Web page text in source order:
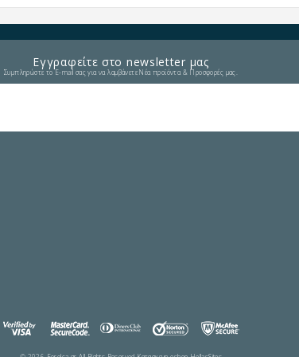
Εγγραφείτε στο newsletter μας
Συμπληρώστε το E-mail σας για να λαμβάνετε Νέα προϊόντα & Προσφορές μας.